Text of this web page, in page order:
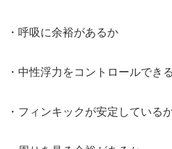
・呼吸に余裕があるか
・中性浮力をコントロールでき
・フィンキックが安定している